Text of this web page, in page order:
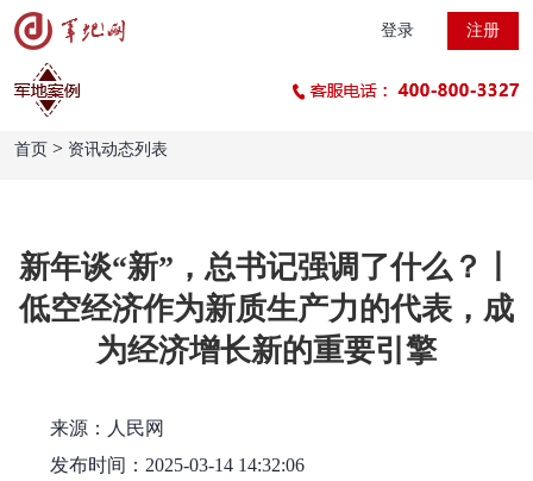
登录 注册
首页 > 资讯动态列表
新年谈“新”，总书记强调了什么？丨
低空经济作为新质生产力的代表，成
为经济增长新的重要引擎
来源：人民网
发布时间：2025-03-14 14:32:06